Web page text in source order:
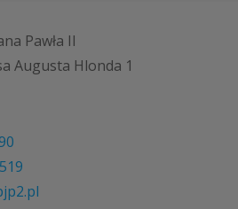
Pawła II
Augusta Hlonda 1